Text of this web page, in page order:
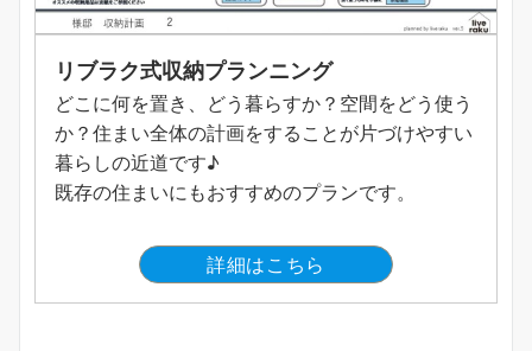
リブラク式収納プランニング
どこに何を置き、どう暮らすか？空間をどう使う
か？住まい全体の計画をすることが片づけやすい
暮らしの近道です♪
既存の住まいにもおすすめのプランです。
詳細はこちら